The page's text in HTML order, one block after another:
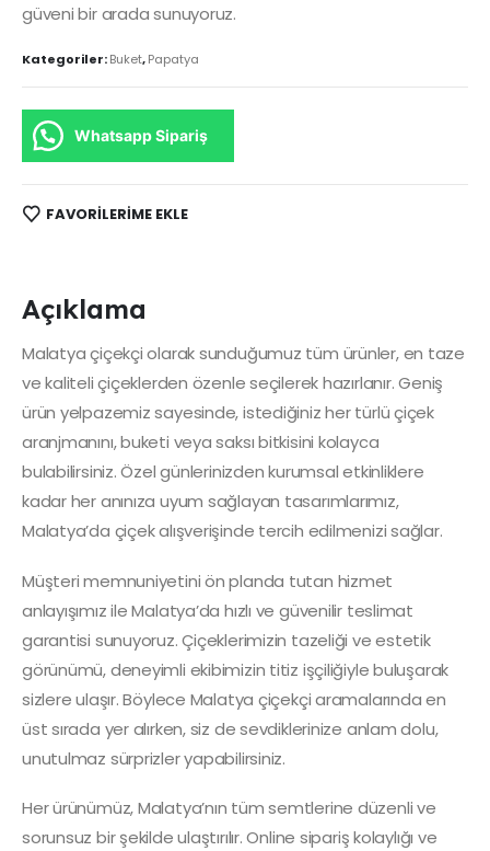
güveni bir arada sunuyoruz.
Kategoriler:Buket,Papatya
Whatsapp Sipariş
FAVORILERIME EKLE
Açıklama
Malatya çiçekçi olarak sunduğumuz tüm ürünler, en taze
ve kaliteli çiçeklerden özenle seçilerek hazırlanır. Geniş
ürün yelpazemiz sayesinde, istediğiniz her türlü çiçek
aranjmanını, buketi veya saksı bitkisini kolayca
bulabilirsiniz. Özel günlerinizden kurumsal etkinliklere
kadar her anınıza uyum sağlayan tasarımlarımız,
Malatya’da çiçek alışverişinde tercih edilmenizi sağlar.
Müşteri memnuniyetini ön planda tutan hizmet
anlayışımız ile Malatya’da hızlı ve güvenilir teslimat
garantisi sunuyoruz. Çiçeklerimizin tazeliği ve estetik
görünümü, deneyimli ekibimizin titiz işçiliğiyle buluşarak
sizlere ulaşır. Böylece Malatya çiçekçi aramalarında en
üst sırada yer alırken, siz de sevdiklerinize anlam dolu,
unutulmaz sürprizler yapabilirsiniz.
Her ürünümüz, Malatya’nın tüm semtlerine düzenli ve
sorunsuz bir şekilde ulaştırılır. Online sipariş kolaylığı ve